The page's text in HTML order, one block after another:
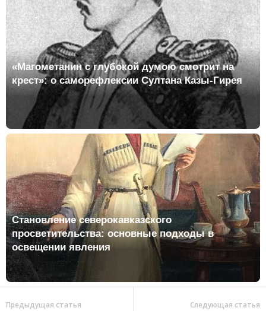
«Магометанин с глубокой думою смотрит на
крест»: о саморефлексии Султана Казы-Гирея
Становление северокавказского
просветительства: основные подходы в
освещении явления
Предыдущая статья Следующая статья